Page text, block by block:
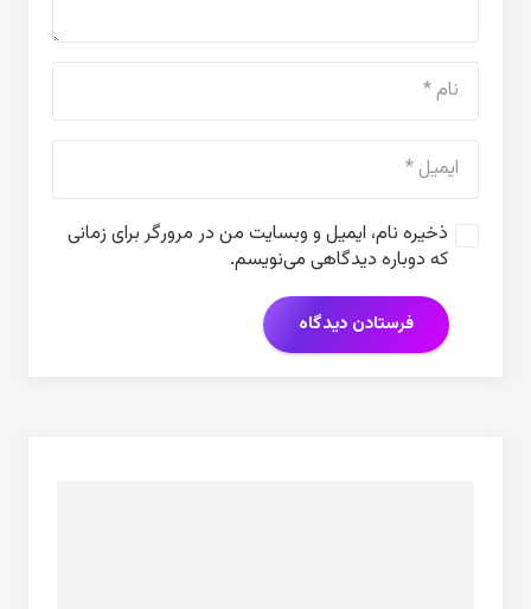
ذخیره نام، ایمیل و وبسایت من در مرورگر برای زمانی
که دوباره دیدگاهی می‌نویسم.
فرستادن دیدگاه